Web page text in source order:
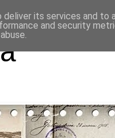
its services and to
and security